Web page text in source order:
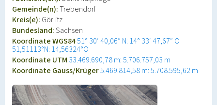
Gemeinde(n):Trebendorf
Kreis(e): Görlitz
Bundesland:Sachsen
Koordinate WGS8451° 30′ 40,06″ N: 14° 33′ 47,67″ O
51,51113°N: 14,56324°O
Koordinate UTM 33.469.690,78 m: 5.706.757,03 m
Koordinate Gauss/Krüger5.469.814,58 m: 5.708.595,62 m